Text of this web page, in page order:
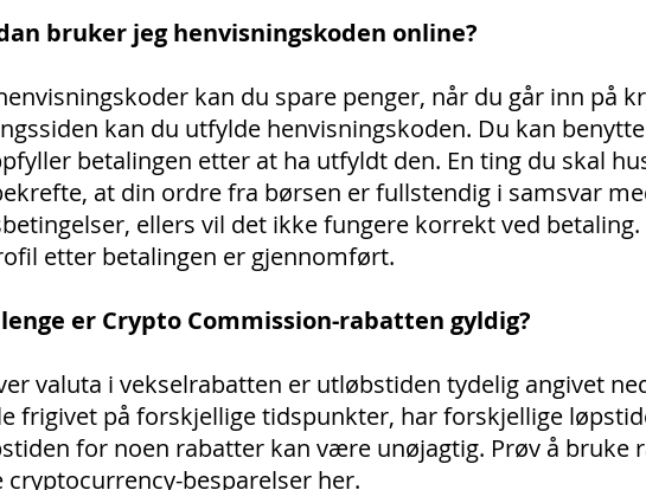
bruker jeg henvisningskoden online?
kan du spare penger, når du går inn på
kan du utfylde henvisningskoden. Du kan
betalingen etter at ha utfyldt den. En ting du skal
at din ordre fra børsen er fullstendig i samsvar
ellers vil det ikke fungere korrekt ved
etter betalingen er gjennomført.
er Crypto Commission-rabatten gyldig?
valuta i vekselrabatten er utløbstiden tydelig angivet
frigivet på forskjellige tidspunkter, har forskjellige
for noen rabatter kan være unøjagtig. Prøv å bruke
cryptocurrency-besparelser her.